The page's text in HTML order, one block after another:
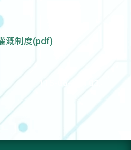
溉制度(pdf)
115-06-10:103